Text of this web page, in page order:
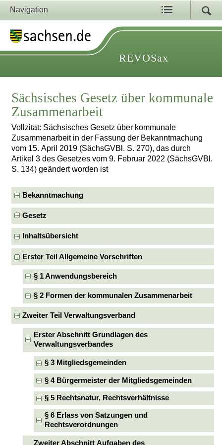
Navigation
REVOSax
Sächsisches Gesetz über kommunale
Zusammenarbeit
Vollzitat: Sächsisches Gesetz über kommunale
Zusammenarbeit in der Fassung der Bekanntmachung
vom 15. April 2019 (SächsGVBl. S. 270), das durch
Artikel 3 des Gesetzes vom 9. Februar 2022 (SächsGVBl.
S. 134) geändert worden ist
Bekanntmachung
Gesetz
Inhaltsübersicht
Erster Teil Allgemeine Vorschriften
§ 1 Anwendungsbereich
§ 2 Formen der kommunalen Zusammenarbeit
Zweiter Teil Verwaltungsverband
Erster Abschnitt Grundlagen des
Verwaltungsverbandes
§ 3 Mitgliedsgemeinden
§ 4 Bürgermeister der Mitgliedsgemeinden
§ 5 Rechtsnatur, Rechtsverhältnisse
§ 6 Erlass von Satzungen und
Rechtsverordnungen
Zweiter Abschnitt Aufgaben des